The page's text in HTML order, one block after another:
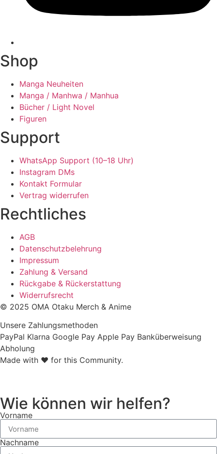
Shop
Manga Neuheiten
Manga / Manhwa / Manhua
Bücher / Light Novel
Figuren
Support
WhatsApp Support (10–18 Uhr)
Instagram DMs
Kontakt Formular
Vertrag widerrufen
Rechtliches
AGB
Datenschutzbelehrung
Impressum
Zahlung & Versand
Rückgabe & Rückerstattung
Widerrufsrecht
© 2025 OMA Otaku Merch & Anime
Unsere Zahlungsmethoden
PayPal Klarna Google Pay Apple Pay Banküberweisung
Abholung
Made with ❤ for this Community.
Wie können wir helfen?
Vorname
Nachname